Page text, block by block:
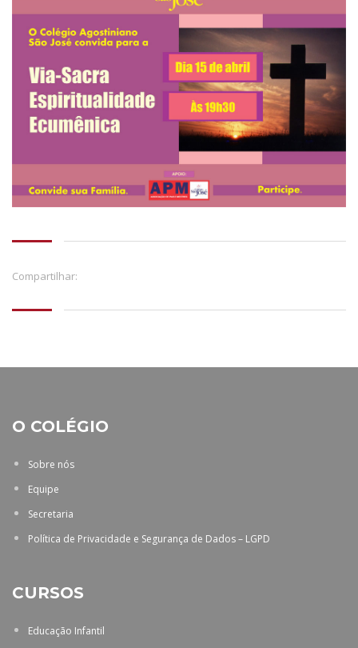
Compartilhar:
O COLÉGIO
Sobre nós
Equipe
Secretaria
Política de Privacidade e Segurança de Dados – LGPD
CURSOS
Educação Infantil